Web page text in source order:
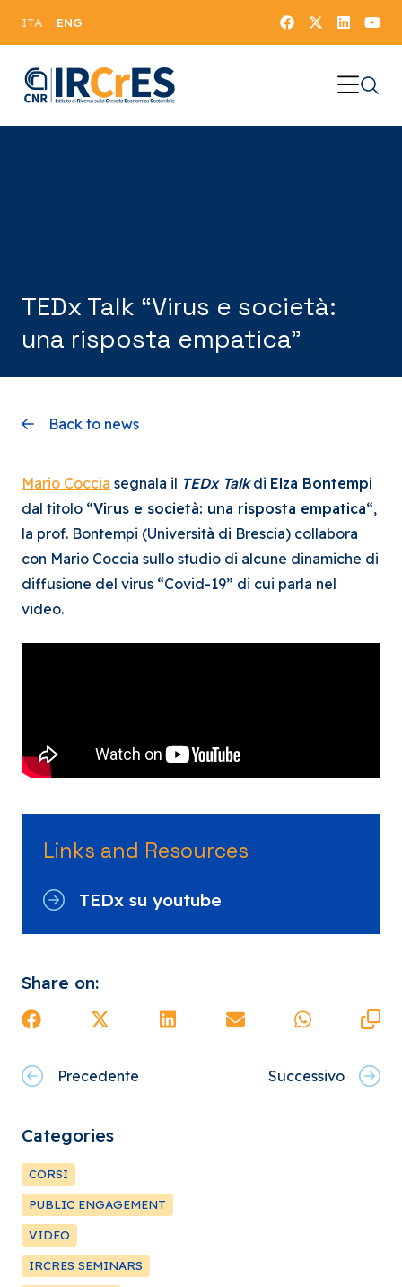
ITA ENG
TEDx Talk “Virus e società:
una risposta empatica”
Back to news
Mario Coccia segnala il TEDx Talkdi Elza Bontempi
dal titolo “Virus e società: una risposta empatica“,
la prof. Bontempi (Università di Brescia) collabora
con Mario Coccia sullo studio di alcune dinamiche di
diffusione del virus “Covid-19” di cui parla nel
video.
Links and Resources
TEDx su youtube
Share on:
Precedente Successivo
Categories
CORSI
PUBLIC ENGAGEMENT
VIDEO
IRCRES SEMINARS